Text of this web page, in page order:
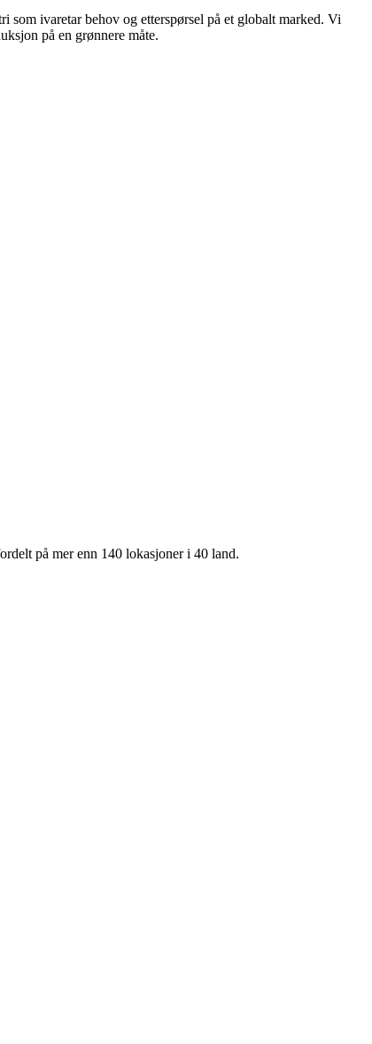
som ivaretar behov og etterspørsel på et globalt marked. Vi
på en grønnere måte.
på mer enn 140 lokasjoner i 40 land.